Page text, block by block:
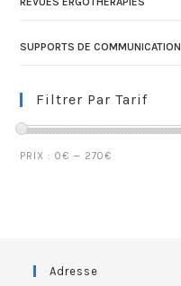
SUPPORTS DE COMMUNICATION
Filtrer Par Tarif
PRIX :0€ — 270€
Adresse